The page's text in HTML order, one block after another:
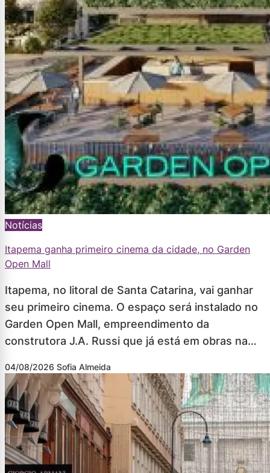
Notícias
Itapema ganha primeiro cinema da cidade, no Garden
Open Mall
Itapema, no litoral de Santa Catarina, vai ganhar
seu primeiro cinema. O espaço será instalado no
Garden Open Mall, empreendimento da
construtora J.A. Russi que já está em obras na…
04/08/2026 Sofia Almeida